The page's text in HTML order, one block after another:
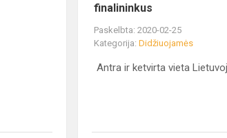
finalininkus
Paskelbta: 2020-02-25
Kategorija:Didžiuojamės
Antra ir ketvirta vieta